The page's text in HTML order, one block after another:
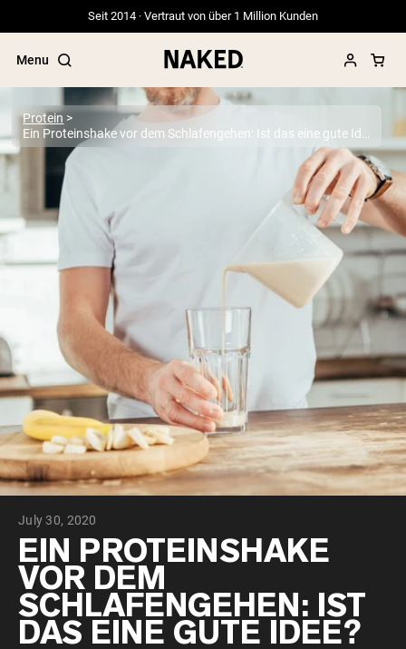
Seit 2014 · Vertraut von über 1 Million Kunden
Menu
Beliebte Suchbegriffe
”Protein Powder“
”Overnight Oats“
”Collagen“
Protein
July 30, 2020
EIN PROTEINSHAKE
VOR DEM
SCHLAFENGEHEN: IST
DAS EINE GUTE IDEE?